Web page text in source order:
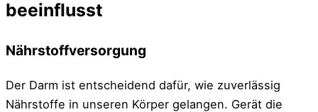
beeinflusst
Nährstoffversorgung
Der Darm ist entscheidend dafür, wie zuverlässig
Nährstoffe in unseren Körper gelangen. Gerät die